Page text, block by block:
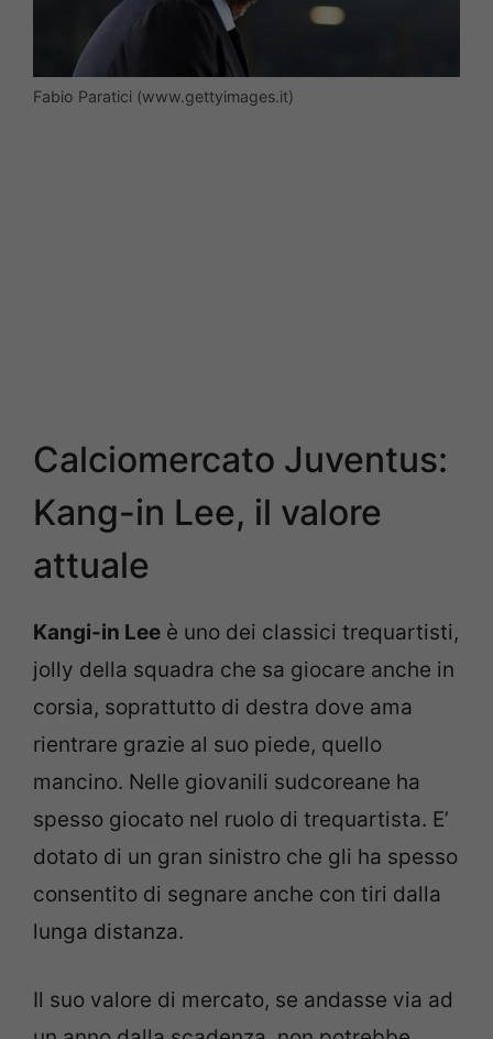
Fabio Paratici (www.gettyimages.it)
Calciomercato Juventus:
Kang-in Lee, il valore
attuale
Kangi-in Lee è uno dei classici trequartisti,
jolly della squadra che sa giocare anche in
corsia, soprattutto di destra dove ama
rientrare grazie al suo piede, quello
mancino. Nelle giovanili sudcoreane ha
spesso giocato nel ruolo di trequartista. E’
dotato di un gran sinistro che gli ha spesso
consentito di segnare anche con tiri dalla
lunga distanza.
Il suo valore di mercato, se andasse via ad